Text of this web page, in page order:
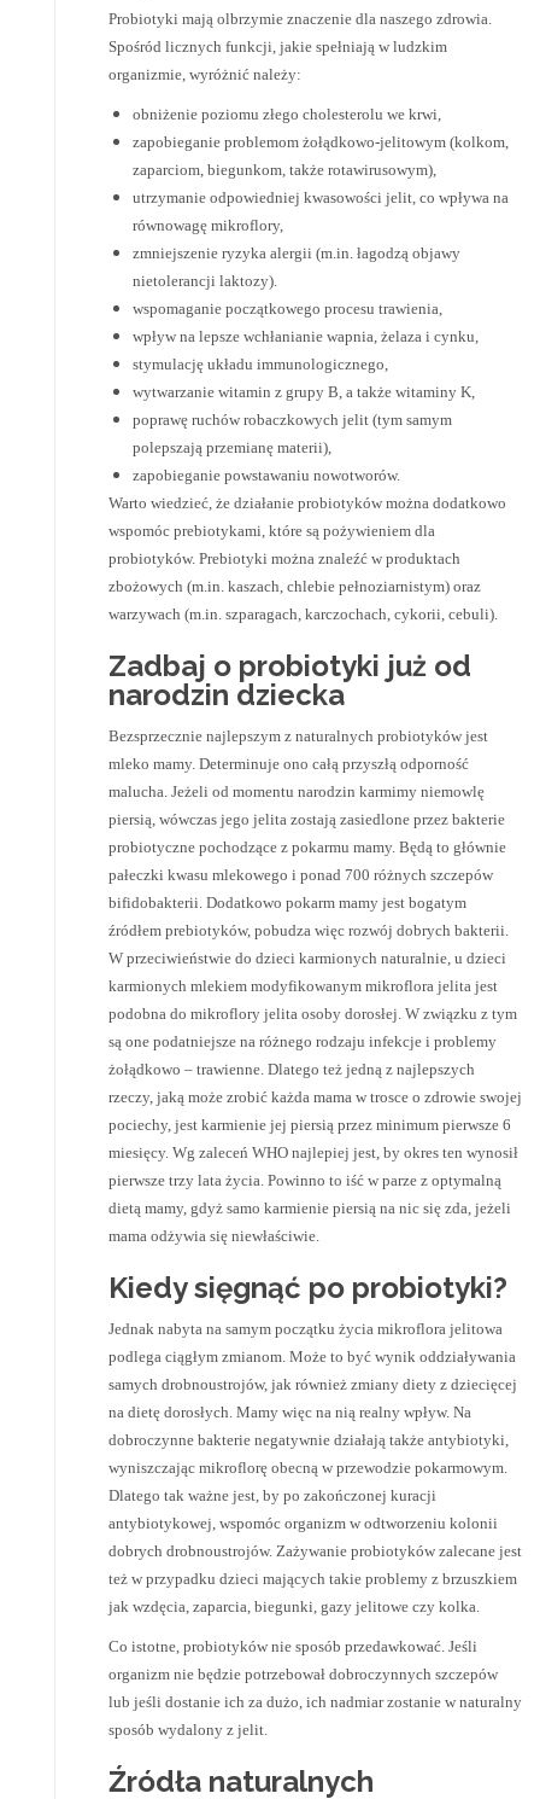
Probiotyki mają olbrzymie znaczenie dla naszego zdrowia.
Spośród licznych funkcji, jakie spełniają w ludzkim
organizmie, wyróżnić należy:
obniżenie poziomu złego cholesterolu we krwi,
zapobieganie problemom żołądkowo-jelitowym (kolkom,
zaparciom, biegunkom, także rotawirusowym),
utrzymanie odpowiedniej kwasowości jelit, co wpływa na
równowagę mikroflory,
zmniejszenie ryzyka alergii (m.in. łagodzą objawy
nietolerancji laktozy).
wspomaganie początkowego procesu trawienia,
wpływ na lepsze wchłanianie wapnia, żelaza i cynku,
stymulację układu immunologicznego,
wytwarzanie witamin z grupy B, a także witaminy K,
poprawę ruchów robaczkowych jelit (tym samym
polepszają przemianę materii),
zapobieganie powstawaniu nowotworów.
Warto wiedzieć, że działanie probiotyków można dodatkowo
wspomóc prebiotykami, które są pożywieniem dla
probiotyków. Prebiotyki można znaleźć w produktach
zbożowych (m.in. kaszach, chlebie pełnoziarnistym) oraz
warzywach (m.in. szparagach, karczochach, cykorii, cebuli).
Zadbaj o probiotyki już od
narodzin dziecka
Bezsprzecznie najlepszym z naturalnych probiotyków jest
mleko mamy. Determinuje ono całą przyszłą odporność
malucha. Jeżeli od momentu narodzin karmimy niemowlę
piersią, wówczas jego jelita zostają zasiedlone przez bakterie
probiotyczne pochodzące z pokarmu mamy. Będą to głównie
pałeczki kwasu mlekowego i ponad 700 różnych szczepów
bifidobakterii. Dodatkowo pokarm mamy jest bogatym
źródłem prebiotyków, pobudza więc rozwój dobrych bakterii.
W przeciwieństwie do dzieci karmionych naturalnie, u dzieci
karmionych mlekiem modyfikowanym mikroflora jelita jest
podobna do mikroflory jelita osoby dorosłej. W związku z tym
są one podatniejsze na różnego rodzaju infekcje i problemy
żołądkowo – trawienne. Dlatego też jedną z najlepszych
rzeczy, jaką może zrobić każda mama w trosce o zdrowie swojej
pociechy, jest karmienie jej piersią przez minimum pierwsze 6
miesięcy. Wg zaleceń WHO najlepiej jest, by okres ten wynosił
pierwsze trzy lata życia. Powinno to iść w parze z optymalną
dietą mamy, gdyż samo karmienie piersią na nic się zda, jeżeli
mama odżywia się niewłaściwie.
Kiedy sięgnąć po probiotyki?
Jednak nabyta na samym początku życia mikroflora jelitowa
podlega ciągłym zmianom. Może to być wynik oddziaływania
samych drobnoustrojów, jak również zmiany diety z dziecięcej
na dietę dorosłych. Mamy więc na nią realny wpływ. Na
dobroczynne bakterie negatywnie działają także antybiotyki,
wyniszczając mikroflorę obecną w przewodzie pokarmowym.
Dlatego tak ważne jest, by po zakończonej kuracji
antybiotykowej, wspomóc organizm w odtworzeniu kolonii
dobrych drobnoustrojów. Zażywanie probiotyków zalecane jest
też w przypadku dzieci mających takie problemy z brzuszkiem
jak wzdęcia, zaparcia, biegunki, gazy jelitowe czy kolka.
Co istotne, probiotyków nie sposób przedawkować. Jeśli
organizm nie będzie potrzebował dobroczynnych szczepów
lub jeśli dostanie ich za dużo, ich nadmiar zostanie w naturalny
sposób wydalony z jelit.
Źródła naturalnych